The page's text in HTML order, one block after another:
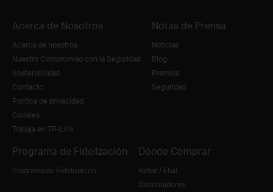
Acerca de Nosotros
Acerca de nosotros
Nuestro Compromiso con la Seguridad
Sostenibilidad
Contacto
Política de privacidad
Cookies
Trabaja en TP-Link
Notas de Prensa
Noticias
Blog
Premios
Seguridad
Programa de Fidelización
Programa de Fidelización
Dónde Comprar
Retail / Etail
Distribuidores